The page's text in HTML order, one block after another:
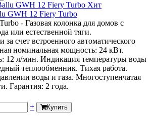
Хит
GWH 12 Fiery Turbo
- Газовая колонка для домов с
или естественной тяги.
за счет встроенного автоматического
номинальная мощность: 24 кВт.
12 л/мин. Индикация температуры воды
теплообменник. Тихая работа.
воды и газа. Многоступенчатая
Гарантия: 2 года.
+ Купить